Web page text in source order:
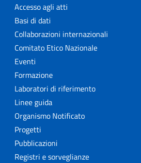
Accesso agli atti
Basi di dati
Collaborazioni internazionali
Comitato Etico Nazionale
Eventi
Formazione
Laboratori di riferimento
Linee guida
Organismo Notificato
Progetti
Pubblicazioni
Registri e sorveglianze